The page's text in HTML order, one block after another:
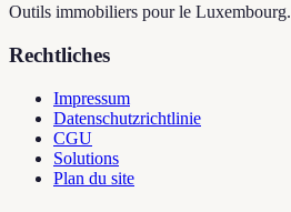
Outils immobiliers pour le Luxembourg.
Rechtliches
Impressum
Datenschutzrichtlinie
CGU
Solutions
Plan du site